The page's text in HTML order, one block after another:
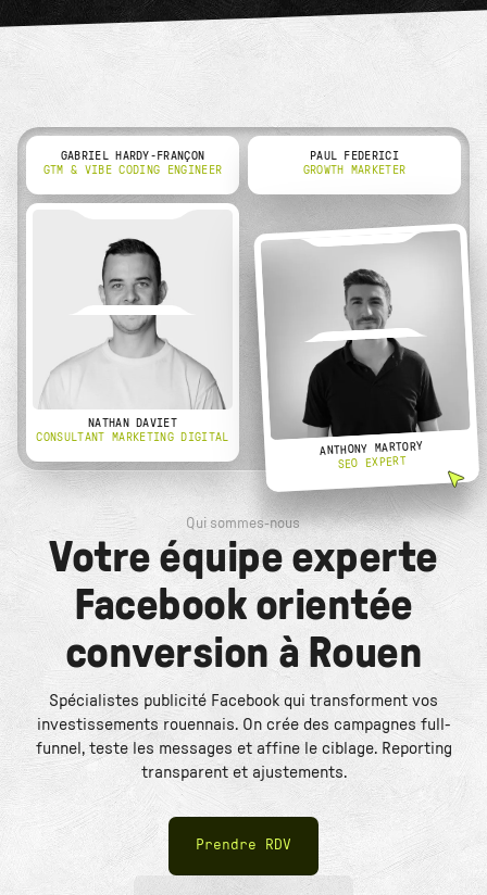
GABRIEL HARDY-FRANÇON
GTM & VIBE CODING ENGINEER
PAUL FEDERICI
GROWTH MARKETER
NATHAN DAVIET
CONSULTANT MARKETING DIGITAL
ANTHONY MARTORY
SEO EXPERT
Qui sommes-nous
Votre équipe experte
Facebook orientée
conversion à Rouen
Spécialistes publicité Facebook qui transforment vos
investissements rouennais. On crée des campagnes full-
funnel, teste les messages et affine le ciblage. Reporting
transparent et ajustements.
Prendre RDV